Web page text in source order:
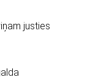
justies